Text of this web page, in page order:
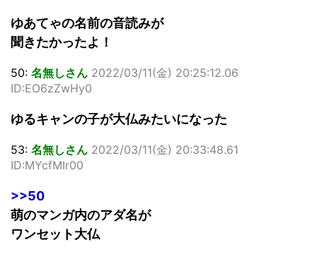
ゆあてゃの名前の音読みが
聞きたかったよ！
50: 名無しさん 2022/03/11(金) 20:25:12.06
ID:EO6zZwHy0
ゆるキャンの子が大仏みたいになった
53: 名無しさん 2022/03/11(金) 20:33:48.61
ID:MYcfMIr00
>>50
萌のマンガ内のアダ名が
ワンセット大仏